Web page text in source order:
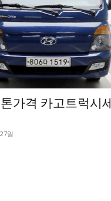
가격 카고트럭시
일